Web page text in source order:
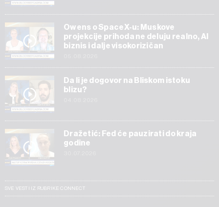
Owens o SpaceX-u: Muskove
projekcije prihoda ne deluju realno, AI
biznis i dalje visokorizičan
Da li je dogovor na Bliskom istoku
blizu?
Dražetić: Fed će pauzirati do kraja
godine
SVE VESTI IZ RUBRIKE CONNECT